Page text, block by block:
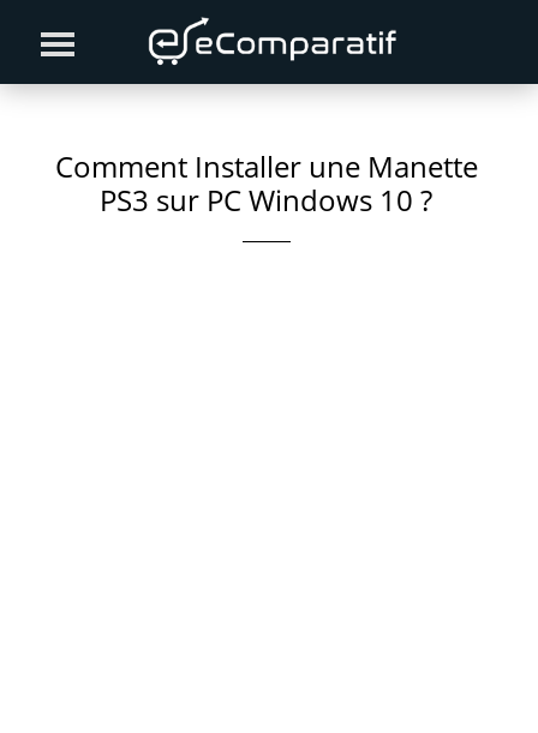
primary
content
primary
Comment Installer une Manette
PS3 sur PC Windows 10 ?